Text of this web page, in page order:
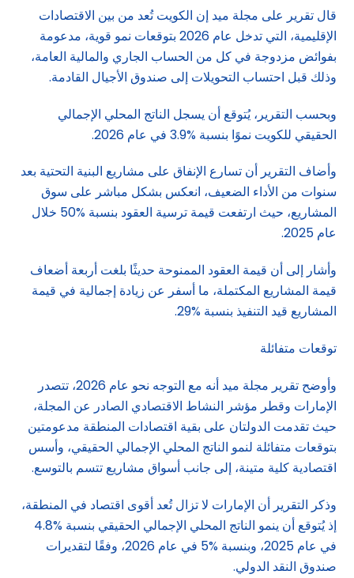
قال تقرير على مجلة ميد إن الكويت تُعد من بين الاقتصادات
الإقليمية، التي تدخل عام 2026 بتوقعات نمو قوية، مدعومة
بفوائض مزدوجة في كل من الحساب الجاري والمالية العامة،
وذلك قبل احتساب التحويلات إلى صندوق الأجيال القادمة.
وبحسب التقرير، يُتوقع أن يسجل الناتج المحلي الإجمالي
الحقيقي للكويت نموًا بنسبة %3.9 في عام 2026.
وأضاف التقرير أن تسارع الإنفاق على مشاريع البنية التحتية بعد
سنوات من الأداء الضعيف، انعكس بشكل مباشر على سوق
المشاريع، حيث ارتفعت قيمة ترسية العقود بنسبة %50 خلال
عام 2025.
وأشار إلى أن قيمة العقود الممنوحة حديثًا بلغت أربعة أضعاف
قيمة المشاريع المكتملة، ما أسفر عن زيادة إجمالية في قيمة
المشاريع قيد التنفيذ بنسبة %29.
توقعات متفائلة
وأوضح تقرير مجلة ميد أنه مع التوجه نحو عام 2026، تتصدر
الإمارات وقطر مؤشر النشاط الاقتصادي الصادر عن المجلة،
حيث تقدمت الدولتان على بقية اقتصادات المنطقة مدعومتين
بتوقعات متفائلة لنمو الناتج المحلي الإجمالي الحقيقي، وأسس
اقتصادية كلية متينة، إلى جانب أسواق مشاريع تتسم بالتوسع.
وذكر التقرير أن الإمارات لا تزال تُعد أقوى اقتصاد في المنطقة،
إذ يُتوقع أن ينمو الناتج المحلي الإجمالي الحقيقي بنسبة %4.8
في عام 2025، وبنسبة %5 في عام 2026، وفقًا لتقديرات
صندوق النقد الدولي.